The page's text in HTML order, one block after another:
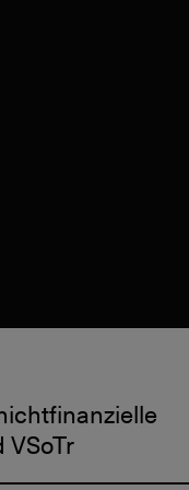
VSoTr